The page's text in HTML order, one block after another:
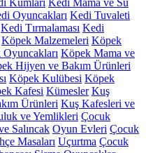
Kumları Kedi Mama ve Su
Oyuncakları Kedi Tuvaleti
Kedi Tırmalaması Kedi
Köpek Malzemeleri Köpek
Köpek Mama ve
Hijyen ve Bakım Ürünleri
Köpek Kulübesi Köpek
Kafesi Kümesler Kuş
Ürünleri Kuş Kafesleri ve
ve Yemlikleri Çocuk
Salıncak Oyun Evleri Çocuk
Masaları Uçurtma Çocuk